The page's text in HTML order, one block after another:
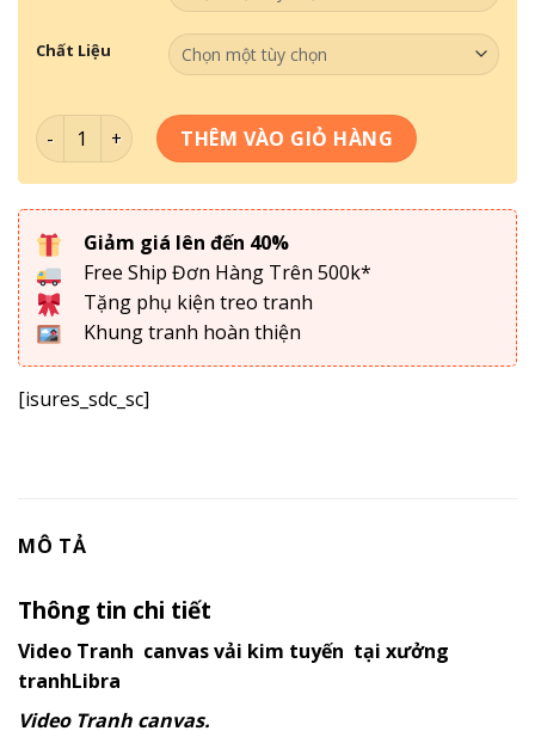
Chất Liệu
Tranh Sơn Dầu Thế Kỉ 20- SD 048 số lượng
THÊM VÀO GIỎ HÀNG
Giảm giá lên đến 40%
Free Ship Đơn Hàng Trên 500k*
Tặng phụ kiện treo tranh
Khung tranh hoàn thiện
[isures_sdc_sc]
MÔ TẢ
Thông tin chi tiết
Video Tranh canvas vải kim tuyến tại xưởng
tranhLibra
Video Tranh canvas.